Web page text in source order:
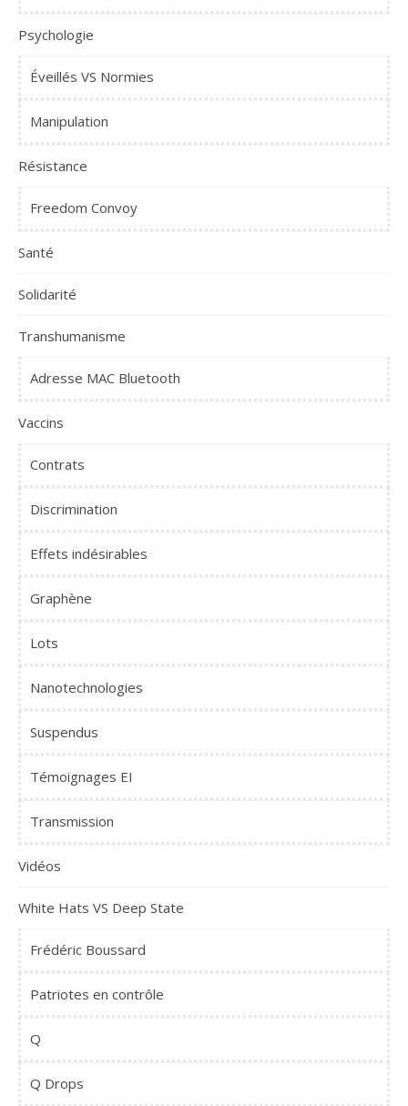
Psychologie
Éveillés VS Normies
Manipulation
Résistance
Freedom Convoy
Santé
Solidarité
Transhumanisme
Adresse MAC Bluetooth
Vaccins
Contrats
Discrimination
Effets indésirables
Graphène
Lots
Nanotechnologies
Suspendus
Témoignages EI
Transmission
Vidéos
White Hats VS Deep State
Frédéric Boussard
Patriotes en contrôle
Q
Q Drops